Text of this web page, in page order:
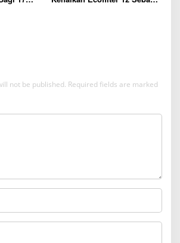
not be published. Required fields are marked